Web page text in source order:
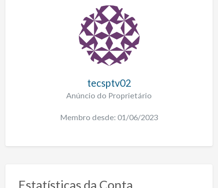
tecsptv02
Anúncio do Proprietário
Membro desde: 01/06/2023
Estatísticas da Conta